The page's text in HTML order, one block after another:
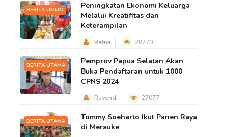
BERITA UMUM
Peningkatan Ekonomi Keluarga
Melalui Kreatifitas dan
Keterampilan
Ratna 28270
BERITA UTAMA
Pemprov Papua Selatan Akan
Buka Pendaftaran untuk 1000
CPNS 2024
Rayendi 27077
BERITA UTAMA
Tommy Soeharto Ikut Panen Raya
di Merauke